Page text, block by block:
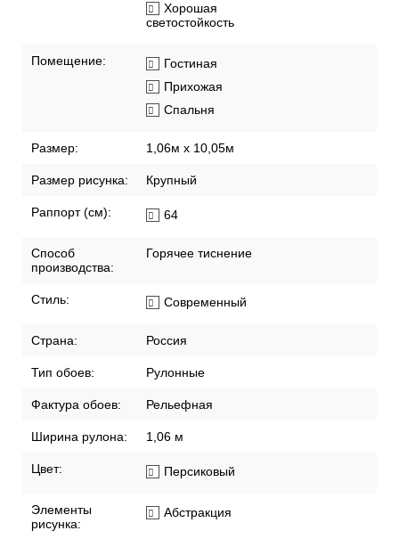
Хорошая
светостойкость
Помещение:
Гостиная
Прихожая
Спальня
Размер: 1,06м х 10,05м
Размер рисунка: Крупный
Раппорт (см): 64
Способ
производства:
Горячее тиснение
Стиль: Современный
Страна: Россия
Тип обоев: Рулонные
Фактура обоев: Рельефная
Ширина рулона: 1,06 м
Цвет: Персиковый
Элементы
рисунка:
Абстракция